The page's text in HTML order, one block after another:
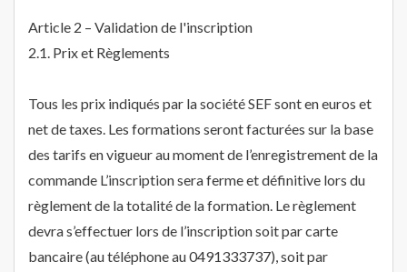
Article 2 – Validation de l'inscription
2.1. Prix et Règlements
Tous les prix indiqués par la société SEF sont en euros et
net de taxes. Les formations seront facturées sur la base
des tarifs en vigueur au moment de l’enregistrement de la
commande L’inscription sera ferme et définitive lors du
règlement de la totalité de la formation. Le règlement
devra s’effectuer lors de l’inscription soit par carte
bancaire (au téléphone au 0491333737), soit par